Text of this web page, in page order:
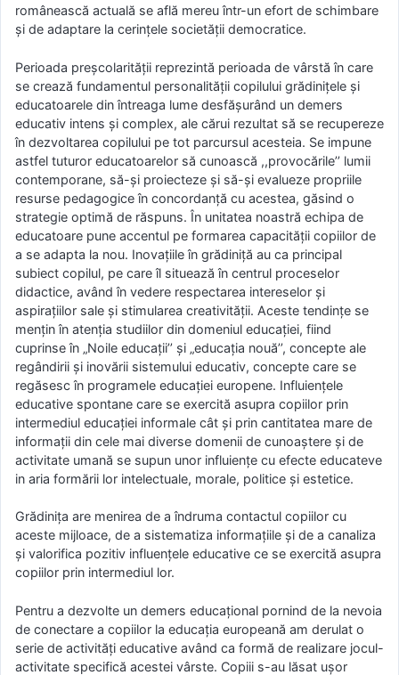
românească actuală se află mereu într-un efort de schimbare
şi de adaptare la cerinţele societăţii democratice.
Perioada preşcolarităţii reprezintă perioada de vârstă în care
se crează fundamentul personalităţii copilului grădiniţele şi
educatoarele din întreaga lume desfăşurând un demers
educativ intens şi complex, ale cărui rezultat să se recupereze
în dezvoltarea copilului pe tot parcursul acesteia. Se impune
astfel tuturor educatoarelor să cunoască ,,provocările’’ lumii
contemporane, să-şi proiecteze şi să-şi evalueze propriile
resurse pedagogice în concordanţă cu acestea, găsind o
strategie optimă de răspuns. În unitatea noastră echipa de
educatoare pune accentul pe formarea capacităţii copiilor de
a se adapta la nou. Inovaţiile în grădiniţă au ca principal
subiect copilul, pe care îl situează în centrul proceselor
didactice, având în vedere respectarea intereselor şi
aspiraţiilor sale şi stimularea creativităţii. Aceste tendinţe se
menţin în atenţia studiilor din domeniul educaţiei, fiind
cuprinse în „Noile educaţii’’ şi „educaţia nouă’’, concepte ale
regândirii şi inovării sistemului educativ, concepte care se
regăsesc în programele educaţiei europene. Influienţele
educative spontane care se exercită asupra copiilor prin
intermediul educaţiei informale cât şi prin cantitatea mare de
informaţii din cele mai diverse domenii de cunoaştere şi de
activitate umană se supun unor influienţe cu efecte educateve
in aria formării lor intelectuale, morale, politice şi estetice.
Grădiniţa are menirea de a îndruma contactul copiilor cu
aceste mijloace, de a sistematiza informaţiile şi de a canaliza
şi valorifica pozitiv influenţele educative ce se exercită asupra
copiilor prin intermediul lor.
Pentru a dezvolte un demers educaţional pornind de la nevoia
de conectare a copiilor la educaţia europeană am derulat o
serie de activităţi educative având ca formă de realizare jocul-
activitate specifică acestei vârste. Copiii s-au lăsat uşor